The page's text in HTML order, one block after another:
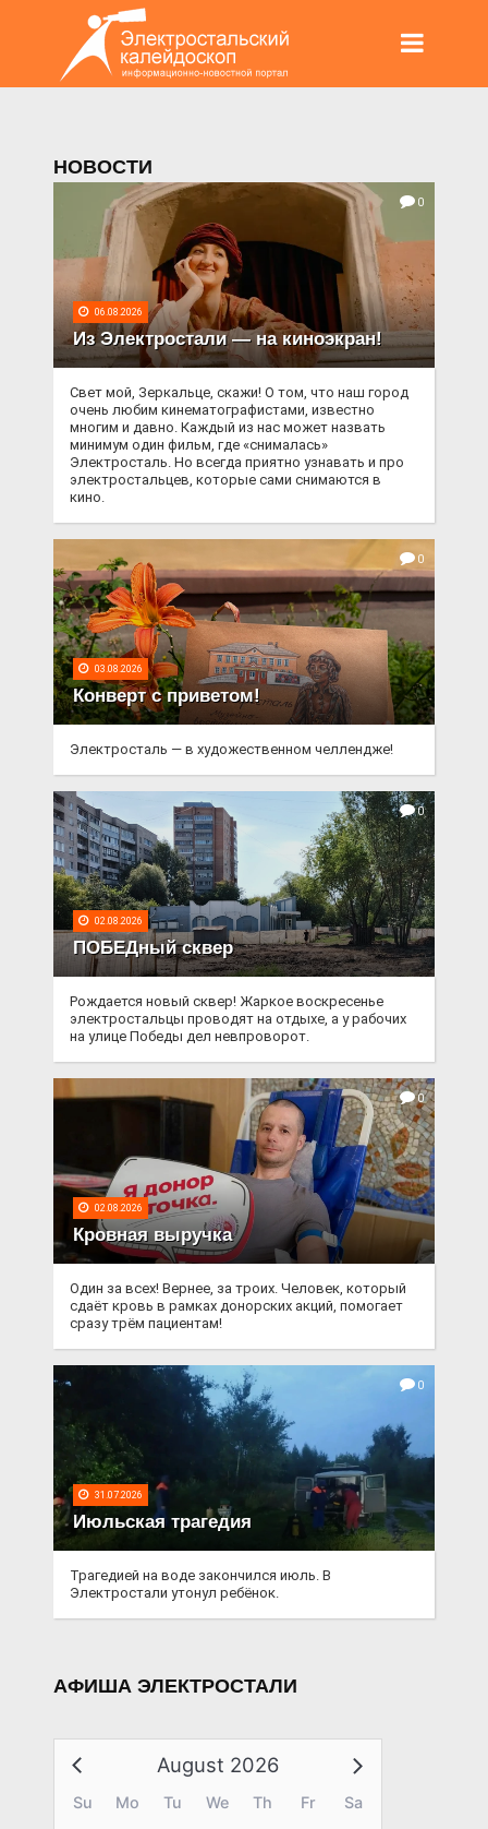
НОВОСТИ
0
06.08.2026
Из Электростали — на киноэкран!
Свет мой, Зеркальце, скажи! О том, что наш город
очень любим кинематографистами, известно
многим и давно. Каждый из нас может назвать
минимум один фильм, где «снималась»
Электросталь. Но всегда приятно узнавать и про
электростальцев, которые сами снимаются в
кино.
0
03.08.2026
Конверт с приветом!
Электросталь — в художественном челлендже!
0
02.08.2026
ПОБЕДный сквер
Рождается новый сквер! Жаркое воскресенье
электростальцы проводят на отдыхе, а у рабочих
на улице Победы дел невпроворот.
0
02.08.2026
Кровная выручка
Один за всех! Вернее, за троих. Человек, который
сдаёт кровь в рамках донорских акций, помогает
сразу трём пациентам!
0
31.07.2026
Июльская трагедия
Трагедией на воде закончился июль. В
Электростали утонул ребёнок.
АФИША ЭЛЕКТРОСТАЛИ
August 2026
Su Mo Tu We Th Fr
Sa